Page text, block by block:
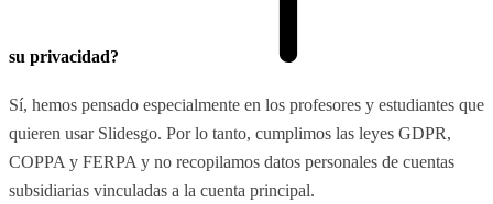
su privacidad?
Sí, hemos pensado especialmente en los profesores y estudiantes que
quieren usar Slidesgo. Por lo tanto, cumplimos las leyes GDPR,
COPPA y FERPA y no recopilamos datos personales de cuentas
subsidiarias vinculadas a la cuenta principal.